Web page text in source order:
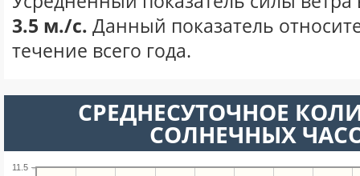
3.5 м./с. Данный показатель
течение всего года.
СРЕДНЕСУТОЧНОЕ
СОЛНЕЧНЫХ
11.5